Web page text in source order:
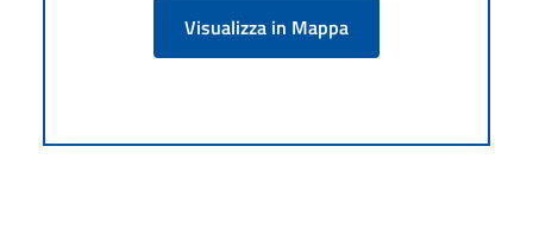
Visualizza in Mappa